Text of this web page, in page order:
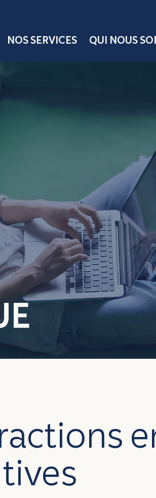
NOS SERVICES QUI NOUS